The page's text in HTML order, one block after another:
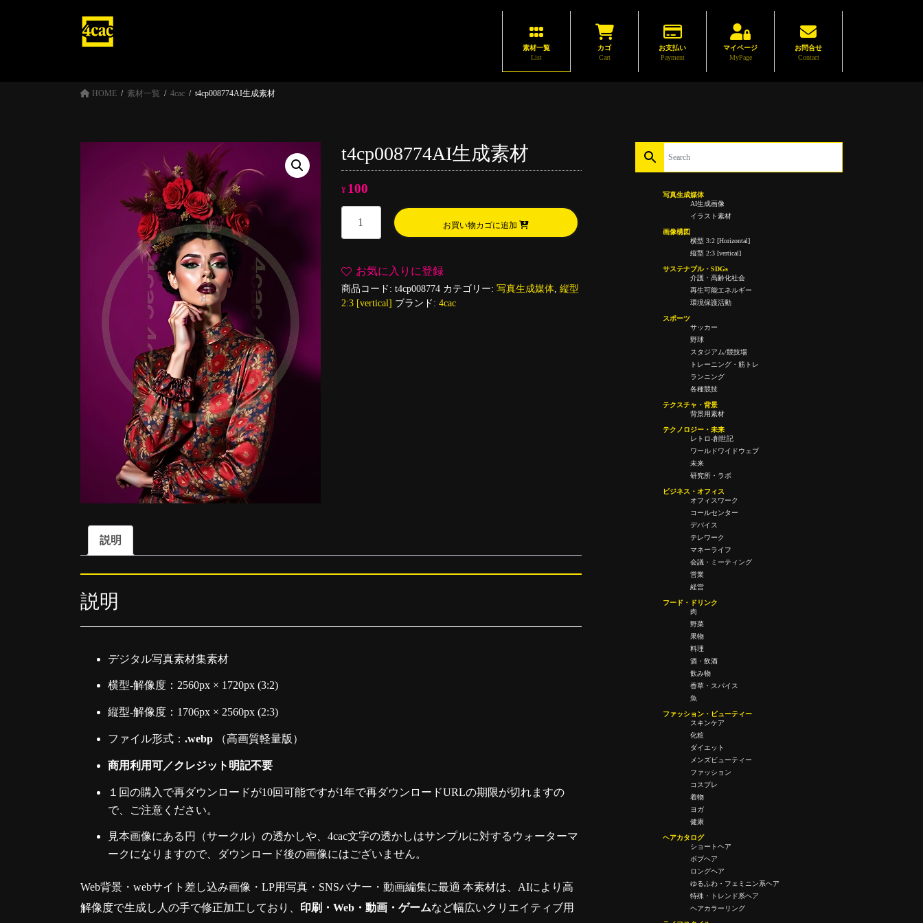
素材一覧
List
カゴ
Cart
お支払い
Payment
マイページ
MyPage
お問合せ
Contact
HOME 素材一覧 4cac t4cp008774AI生成素材
t4cp008774AI生成素材
¥ 100
t4cp008774AI
材
個
お買い物カゴに追加
お気に入りに登録
商品コード: t4cp008774 カテゴリー: 写真生成媒体, 縦型
2:3 [vertical] ブランド: 4cac
説明
説明
デジタル写真素材集素材
横型-解像度：2560px × 1720px (3:2)
縦型-解像度：1706px × 2560px (2:3)
ファイル形式： .webp （高画質軽量版）
商用利用可／クレジット明記不要
１回の購入で再ダウンロードが10回可能ですが1年で再ダウンロードURLの期限が切れますの
で、ご注意ください。
見本画像にある円（サークル）の透かしや、4cac文字の透かしはサンプルに対するウォーターマ
ークになりますので、ダウンロード後の画像にはございません。
Web背景・webサイト差し込み画像・LP用写真・SNSバナー・動画編集に最適 本素材は、AIにより高
解像度で生成し人の手で修正加工しており、 印刷・Web・動画・ゲームなど幅広いクリエイティブ用
写真生成媒体
AI生成画像
イラスト素材
画像構図
横型 3:2 [Horizontal]
縦型 2:3 [vertical]
サステナブル・SDGs
介護・高齢化社会
再生可能エネルギー
環境保護活動
スポーツ
サッカー
野球
スタジアム/競技場
トレーニング・筋トレ
ランニング
各種競技
テクスチャ・背景
背景用素材
テクノロジー・未来
レトロ-創世記
ワールドワイドウェブ
未来
研究所・ラボ
ビジネス・オフィス
オフィスワーク
コールセンター
デバイス
テレワーク
マネーライフ
会議・ミーティング
営業
経営
フード・ドリンク
肉
野菜
果物
料理
酒・飲酒
飲み物
香草・スパイス
魚
ファッション・ビューティー
スキンケア
化粧
ダイエット
メンズビューティー
ファッション
コスプレ
着物
ヨガ
健康
ヘアカタログ
ショートヘア
ボブヘア
ロングヘア
ゆるふわ・フェミニン系ヘア
特殊・トレンド系ヘア
ヘアカラーリング